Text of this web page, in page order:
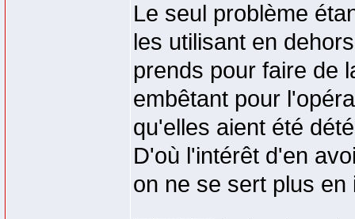
Le seul problème
les utilisant en
prends pour faire de
embêtant pour
qu'elles aient été
D'où l'intérêt d'en
on ne se sert plus